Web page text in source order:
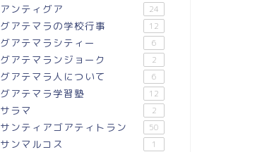
アンティグア 24
グアテマラの学校行事 12
グアテマラシティー 6
グアテマランジョーク 2
グアテマラ人について 6
グアテマラ学習塾 12
サラマ 2
サンティアゴアティトラン 50
サンマルコス 1